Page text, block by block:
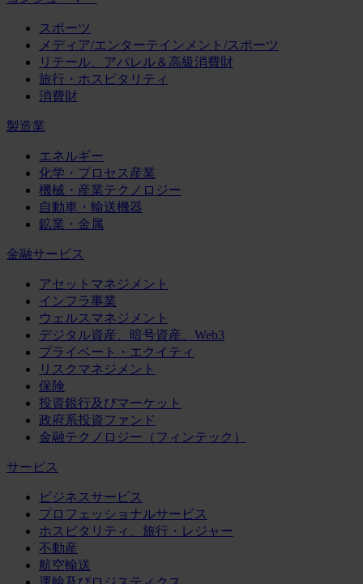
スポーツ
メディア/エンターテインメント/スポーツ
リテール、アパレル＆高級消費財
旅行・ホスピタリティ
消費財
製造業
エネルギー
化学・プロセス産業
機械・産業テクノロジー
自動車・輸送機器
鉱業・金属
金融サービス
アセットマネジメント
インフラ事業
ウェルスマネジメント
デジタル資産、暗号資産、Web3
プライベート・エクイティ
リスクマネジメント
保険
投資銀行及びマーケット
政府系投資ファンド
金融テクノロジー（フィンテック）
サービス
ビジネスサービス
プロフェッショナルサービス
ホスピタリティ、旅行・レジャー
不動産
航空輸送